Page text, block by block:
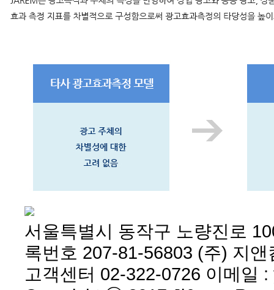
서울특별시 동작구 노량진로
록번호 207-81-56803 (주) 지
고객센터 02-322-0726 이메일